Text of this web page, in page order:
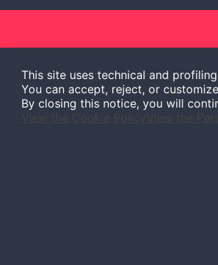
This site uses technical and
You can accept, reject, or
By closing this notice, you will